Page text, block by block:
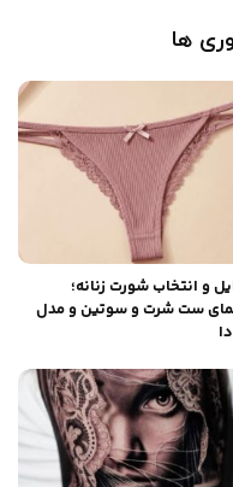
ها
و انتخاب شورت زنانه؛
ست شرت و سوتین و مدل